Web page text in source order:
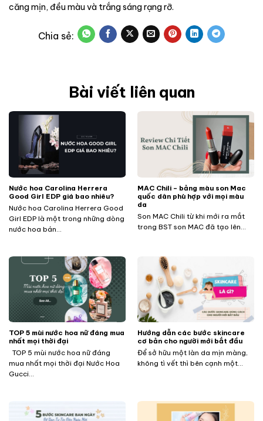
căng mịn, đều màu và trắng sáng rạng rỡ.
Bài viết liên quan
Nước hoa Carolina Herrera
Good Girl EDP giá bao nhiêu?
Nước hoa Carolina Herrera Good
Girl EDP là một trong những dòng
nước hoa bán...
MAC Chili – bảng màu son Mac
quốc dân phù hợp với mọi màu
da
Son MAC Chili từ khi mới ra mắt
trong BST son MAC đã tạo lên...
TOP 5 mùi nước hoa nữ đáng mua
nhất mọi thời đại
TOP 5 mùi nước hoa nữ đáng
mua nhất mọi thời đại Nước Hoa
Gucci...
Hướng dẫn các bước skincare
cơ bản cho người mới bắt đầu
Để sở hữu một làn da mịn màng,
không tì vết thì bên cạnh một...